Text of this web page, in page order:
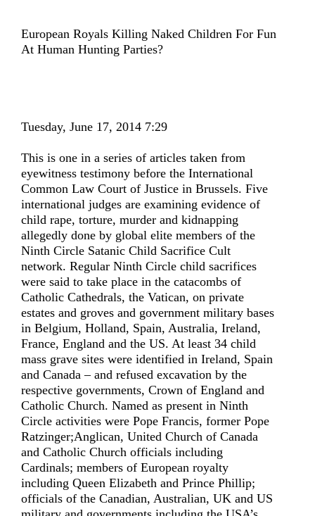
European Royals Killing Naked Children For Fun
At Human Hunting Parties?
Tuesday, June 17, 2014 7:29
This is one in a series of articles taken from
eyewitness testimony before the International
Common Law Court of Justice in Brussels. Five
international judges are examining evidence of
child rape, torture, murder and kidnapping
allegedly done by global elite members of the
Ninth Circle Satanic Child Sacrifice Cult
network. Regular Ninth Circle child sacrifices
were said to take place in the catacombs of
Catholic Cathedrals, the Vatican, on private
estates and groves and government military bases
in Belgium, Holland, Spain, Australia, Ireland,
France, England and the US. At least 34 child
mass grave sites were identified in Ireland, Spain
and Canada – and refused excavation by the
respective governments, Crown of England and
Catholic Church. Named as present in Ninth
Circle activities were Pope Francis, former Pope
Ratzinger;Anglican, United Church of Canada
and Catholic Church officials including
Cardinals; members of European royalty
including Queen Elizabeth and Prince Phillip;
officials of the Canadian, Australian, UK and US